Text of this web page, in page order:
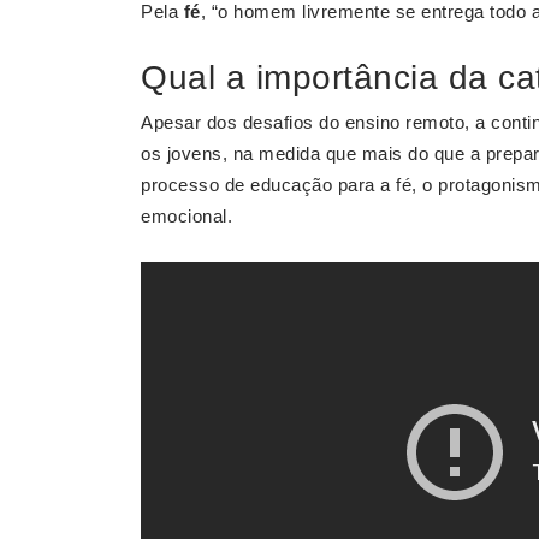
Pela fé, “o homem livremente se entrega todo
Qual a importância da
Apesar dos desafios do ensino remoto, a
os jovens, na medida que mais do que a
processo de educação para a fé, o
emocional.